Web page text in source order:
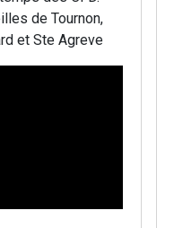
de Tournon,
et Ste Agreve